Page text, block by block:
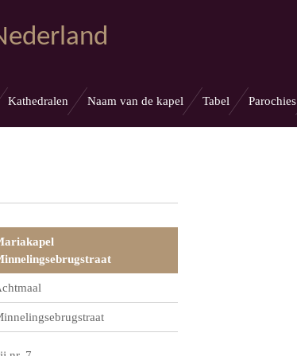
Kathedralen Naam van de kapel Tabel Parochies